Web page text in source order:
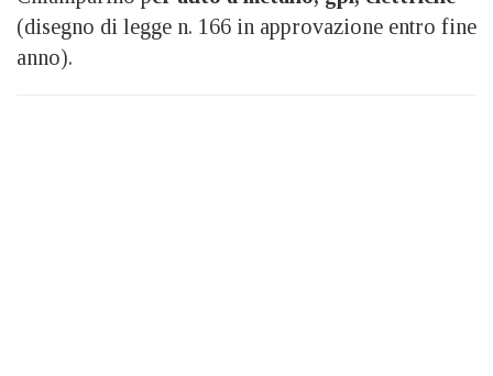
(disegno di legge n. 166 in approvazione entro fine
anno).